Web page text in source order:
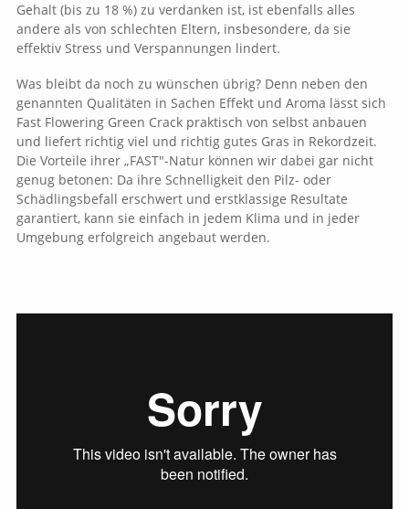
Gehalt (bis zu 18 %) zu verdanken ist, ist ebenfalls alles
andere als von schlechten Eltern, insbesondere, da sie
effektiv Stress und Verspannungen lindert.
Was bleibt da noch zu wünschen übrig? Denn neben den
genannten Qualitäten in Sachen Effekt und Aroma lässt sich
Fast Flowering Green Crack praktisch von selbst anbauen
und liefert richtig viel und richtig gutes Gras in Rekordzeit.
Die Vorteile ihrer „FAST"-Natur können wir dabei gar nicht
genug betonen: Da ihre Schnelligkeit den Pilz- oder
Schädlingsbefall erschwert und erstklassige Resultate
garantiert, kann sie einfach in jedem Klima und in jeder
Umgebung erfolgreich angebaut werden.